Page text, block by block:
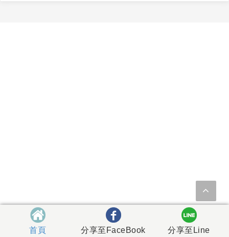
首頁 分享至FaceBook 分享至Line